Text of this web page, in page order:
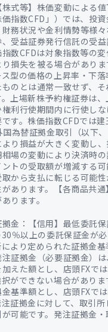
式等】株価変動による
価指数CFD」）では、投
務状況や金利情勢等様
受益証券発行信託の受
数CFDは対象指数等の
損失を被る場合があり
型の価格の上昇率・下
のとは通常一致せず、
上場新株予約権証券は
利行使期間内に行使し
す。株価指数CFDでは
国為替証拠金取引（以下
り損益が大きく変動し
場の変動により決済時
トの受取額が増減する
から支払に転じる可能
あります。【各商品共
ります。
金：【信用】最低委託
30％以上の委託保証金が
より定められた証拠金
証拠金（必要証拠金）
加えた額とし、店頭FX
ができない場合があり
金基準額とし、店頭FXで
注証拠金に対して、取引
可能です。発注証拠金